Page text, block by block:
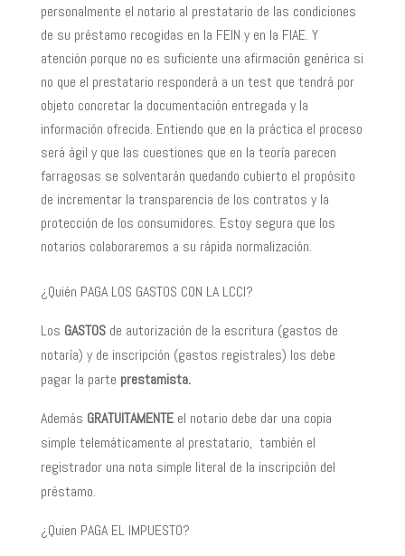
personalmente el notario al prestatario de las condiciones
de su préstamo recogidas en la FEIN y en la FIAE. Y
atención porque no es suficiente una afirmación genérica si
no que el prestatario responderá a un test que tendrá por
objeto concretar la documentación entregada y la
información ofrecida. Entiendo que en la práctica el proceso
será ágil y que las cuestiones que en la teoría parecen
farragosas se solventarán quedando cubierto el propósito
de incrementar la transparencia de los contratos y la
protección de los consumidores. Estoy segura que los
notarios colaboraremos a su rápida normalización.
¿Quién PAGA LOS GASTOS CON LA LCCI?
Los GASTOSde autorización de la escritura (gastos de
notaría) y de inscripción (gastos registrales) los debe
pagar la parte prestamista.
Además GRATUITAMENTE el notario debe dar una copia
simple telemáticamente al prestatario, también el
registrador una nota simple literal de la inscripción del
préstamo.
¿Quien PAGA EL IMPUESTO?